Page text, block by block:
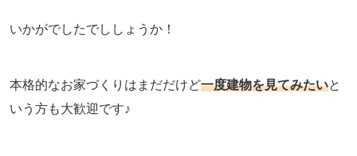
いかがでしたでししょうか！
本格的なお家づくりはまだだけど一度建物を見てみたいと
いう方も大歓迎です♪